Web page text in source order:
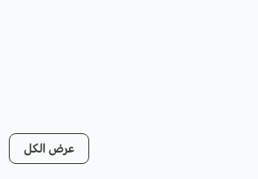
عرض الكل